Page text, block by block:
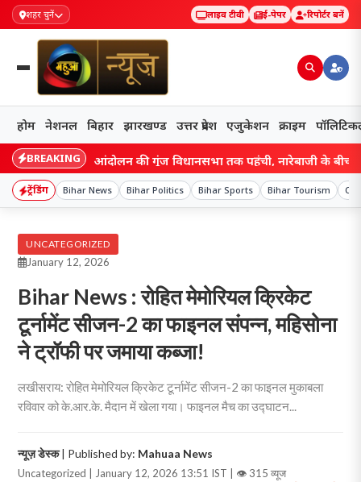
शहर चुनें लाइव टीवी ई-पेपर रिपोर्टर बनें
होम नेशनल बिहार झारखण्ड उत्तर प्रदेश एजुकेशन क्राइम
BREAKING
छात्र आंदोलन की गूंज विधानसभा तक पहुंची, नारेबाजी के बीच हेमंत
ट्रेंडिंग Bihar News Bihar Politics Bihar Sports Bihar Tourism
UNCATEGORIZED
January 12, 2026
Bihar News : रोहित मेमोरियल क्रिकेट
टूर्नामेंट सीजन-2 का फाइनल संपन्न, महिसोना
ने ट्रॉफी पर जमाया कब्जा!
लखीसराय: रोहित मेमोरियल क्रिकेट टूर्नामेंट सीजन-2 का फाइनल मुकाबला
रविवार को के.आर.के. मैदान में खेला गया। फाइनल मैच का उद्घाटन...
न्यूज़ डेस्क| Published by: Mahuaa News
Uncategorized | January 12, 2026 13:51 IST | 👁 315 व्यूज